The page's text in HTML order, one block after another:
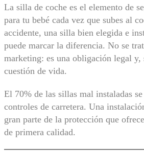
La silla de coche es el elemento de
para tu bebé cada vez que subes al
accidente, una silla bien elegida e
puede marcar la diferencia. No se
marketing: es una obligación legal y,
cuestión de vida.
El 70% de las sillas mal instaladas
controles de carretera. Una
gran parte de la protección que
de primera calidad.